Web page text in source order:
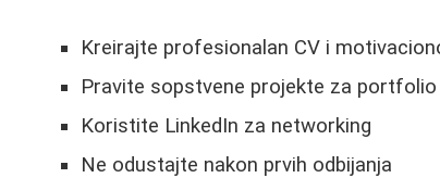
Kreirajte profesionalan CV i
Pravite sopstvene projekte za portfolio
Koristite LinkedIn za networking
Ne odustajte nakon prvih odbijanja